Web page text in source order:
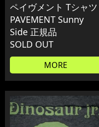
ペイヴメント Tシャツ
PAVEMENT Sunny
Side 正規品
SOLD OUT
MORE